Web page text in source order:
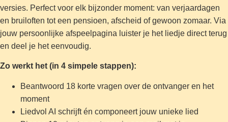
versies. Perfect voor elk bijzonder moment: van verjaardagen
en bruiloften tot een pensioen, afscheid of gewoon zomaar. Via
jouw persoonlijke afspeelpagina luister je het liedje direct terug
en deel je het eenvoudig.
Zo werkt het (in 4 simpele stappen):
Beantwoord 18 korte vragen over de ontvanger en het
moment
Liedvol AI schrijft én componeert jouw unieke lied